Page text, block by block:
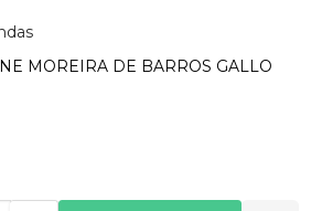
MOREIRA DE BARROS GALLO